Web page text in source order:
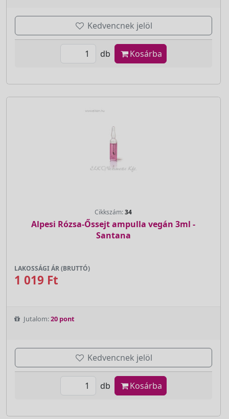
Kedvencnek jelöl
db Kosárba
Cikkszám:34
Alpesi Rózsa-Őssejt ampulla vegán 3ml -
Santana
LAKOSSÁGI ÁR (BRUTTÓ)
1 019 Ft
Jutalom:20 pont
Kedvencnek jelöl
db Kosárba